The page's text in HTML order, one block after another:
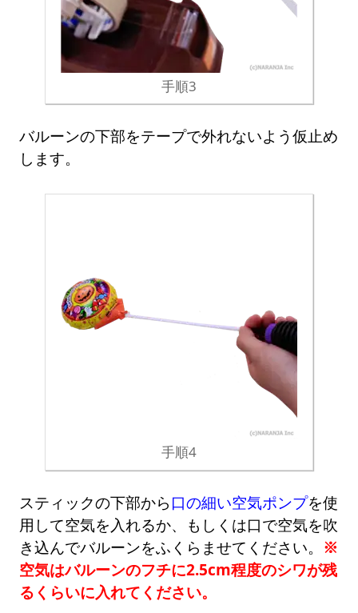
手順3
バルーンの下部をテープで外れないよう仮止め
します。
手順4
スティックの下部から 口の細い空気ポンプを使
用して空気を入れるか、もしくは口で空気を吹
き込んでバルーンをふくらませてください。 ※
空気はバルーンのフチに2.5cm程度のシワが残
るくらいに入れてください。